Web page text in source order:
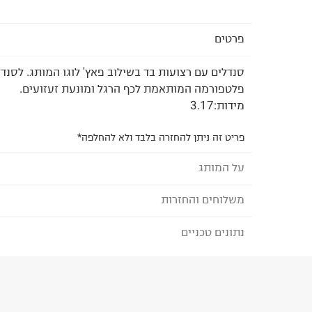
פרטים
סנדלים עם רצועות בד בשילוב פאץ' לוגו המותג.
פלטפורמה המותאמת לכף הרגל ומונעת זעזועים.
מידות:3.17
פריט זה ניתן להחזרה בלבד ולא להחלפה*
על המותג
Teva - טבע
משלוחים והחזרות
לבחירת בשיטת המשלוח המתאימה לכם,
נתונים טכניים